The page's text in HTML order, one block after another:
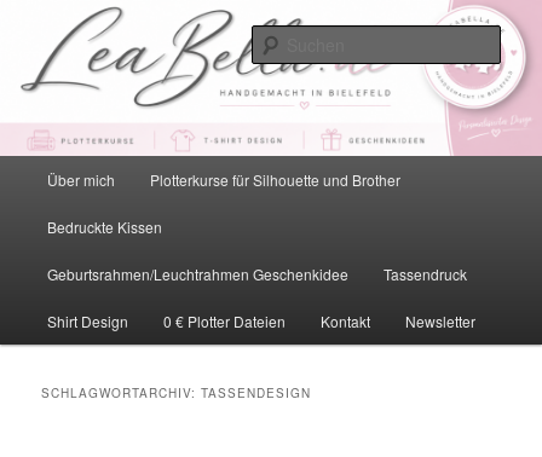
primären
springen
sekundären
springenLeaBella.de – Handgemacht in
Bielefeld
HauptmenüÜber mich Plotterkurse für Silhouette und Brother
Bedruckte Kissen
Geburtsrahmen/Leuchtrahmen Geschenkidee Tassendruck
Shirt Design 0 € Plotter Dateien Kontakt Newsletter
SCHLAGWORTARCHIV:TASSENDESIGN